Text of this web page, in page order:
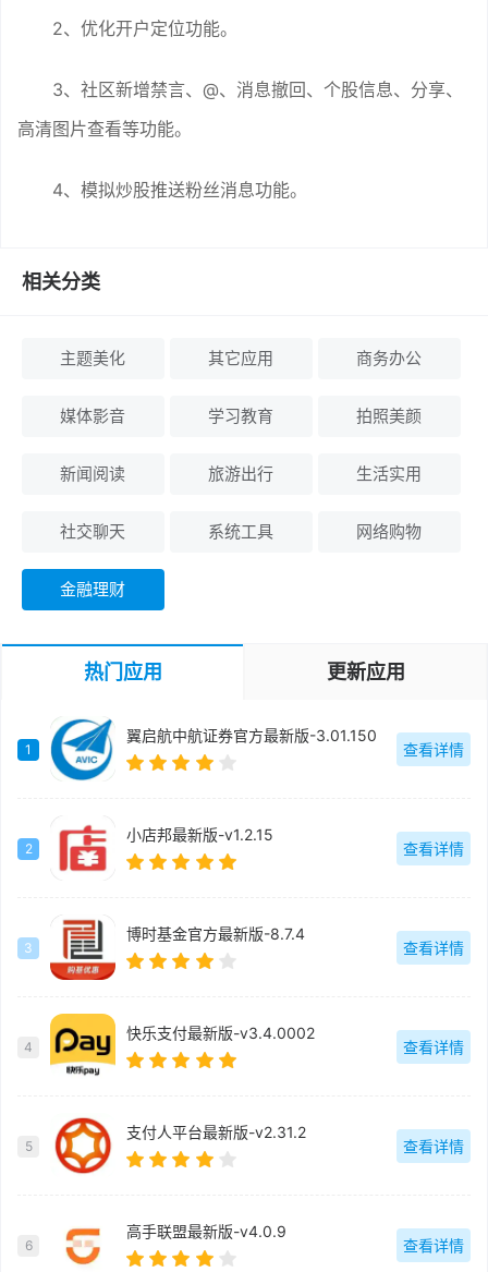
2、优化开户定位功能。
3、社区新增禁言、@、消息撤回、个股信息、分享、
高清图片查看等功能。
4、模拟炒股推送粉丝消息功能。
相关分类
主题美化 其它应用 商务办公
媒体影音 学习教育 拍照美颜
新闻阅读 旅游出行 生活实用
社交聊天 系统工具 网络购物
金融理财
热门应用 更新应用
1
翼启航中航证券官方最新版-3.01.150
查看详情
2
小店邦最新版-v1.2.15
查看详情
3
博时基金官方最新版-8.7.4
查看详情
4
快乐支付最新版-v3.4.0002
查看详情
5
支付人平台最新版-v2.31.2
查看详情
6
高手联盟最新版-v4.0.9
查看详情